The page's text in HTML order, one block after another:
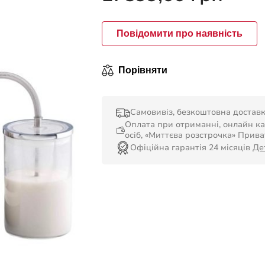
Повідомити про наявність
Порівняти
Самовивіз, безкоштовна
Оплата при отриманні, онлайн
осіб, «Миттєва розстрочка»
Офіційна гарантія 24 місяців